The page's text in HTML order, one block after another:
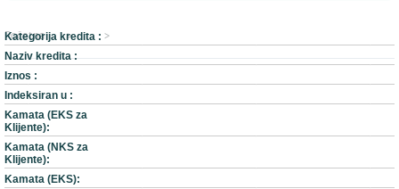
Početna > >
Kategorija kredita :
Naziv kredita :
Iznos :
Indeksiran u :
Kamata (EKS za
Klijente):
Kamata (NKS za
Klijente):
Kamata (EKS):